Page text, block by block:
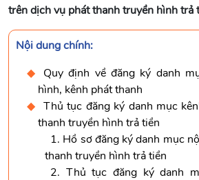
trên dịch vụ phát thanh truyền hình trả
Nội dung chính:
Quy định về đăng ký danh
hình, kênh phát thanh
Thủ tục đăng ký danh mục
thanh truyền hình trả tiền
1. Hồ sơ đăng ký danh mục
thanh truyền hình trả tiền
2. Thủ tục đăng ký danh